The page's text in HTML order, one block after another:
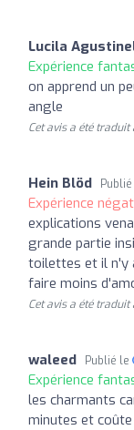
Lucila
Expérience
on apprend un
angle
Cet avis a été
Hein Blöd
Expérience
explications
grande partie
toilettes et il n'y
faire moins
Cet avis a été
waleed Publié le
Expérience
les charmants
minutes et